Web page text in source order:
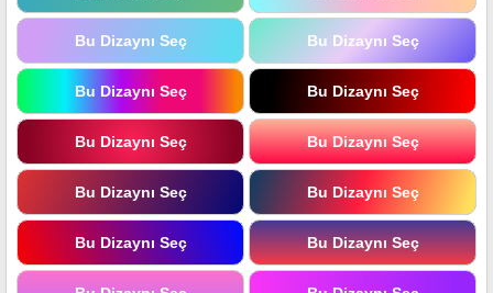
Bu Dizaynı Seç Bu Dizaynı Seç
Bu Dizaynı Seç Bu Dizaynı Seç
Bu Dizaynı Seç Bu Dizaynı Seç
Bu Dizaynı Seç Bu Dizaynı Seç
Bu Dizaynı Seç Bu Dizaynı Seç